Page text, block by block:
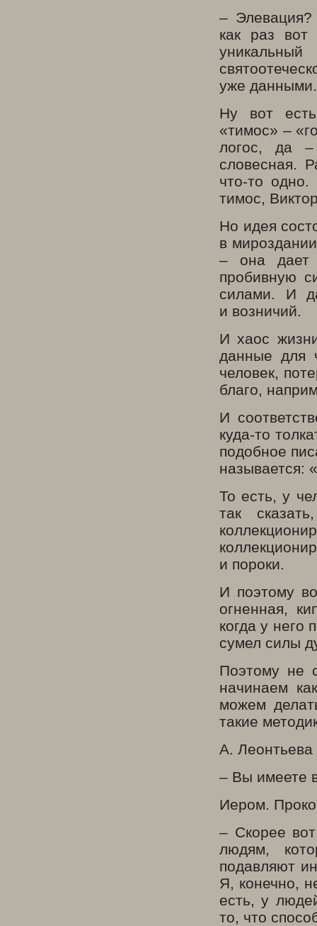
– Элевация?
как раз
уже данными.
Ну вот
«тимос» –
логос, да –
словесная.
что-то
тимос,
Но идея
в
– она дает
пробивную
силами. И
и возничий.
И хаос
данные для
человек,
благо,
И
куда-то
подобное
называется:
То есть, у
так
и пороки.
И поэтому
огненная,
когда у него
сумел силы
Поэтому не
начинаем
можем
такие
А. Леонтьева
– Вы имеете
Иером.
– Скорее
людям,
подавляют
Я, конечно,
есть, у
то, что